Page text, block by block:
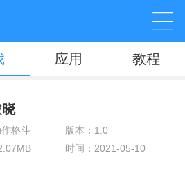
应用 教程
格斗
版本：1.0
时间：2021-05-10